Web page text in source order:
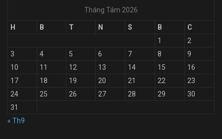
Tháng Tám 2026
H B T N S B
C
1
2
3
4 5 6 7 8
9
10
11 12 13 14 15
16
17
18 19 20 21 22
23
24
25 26 27 28 29
30
31
« Th9